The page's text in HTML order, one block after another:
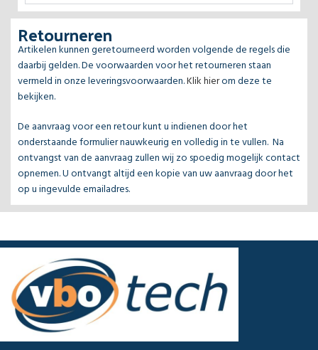
Retourneren
Artikelen kunnen geretourneerd worden volgende de regels die
daarbij gelden. De voorwaarden voor het retourneren staan
vermeld in onze leveringsvoorwaarden.Klik hierom deze te
bekijken.
De aanvraag voor een retour kunt u indienen door het
onderstaande formulier nauwkeurig en volledig in te vullen. Na
ontvangst van de aanvraag zullen wij zo spoedig mogelijk contact
opnemen. U ontvangt altijd een kopie van uw aanvraag door het
op u ingevulde emailadres.